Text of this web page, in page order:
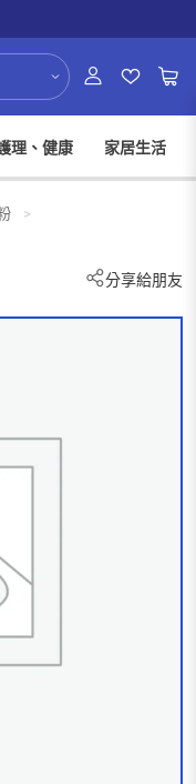
理、健康 家居生活
>
分享給朋友